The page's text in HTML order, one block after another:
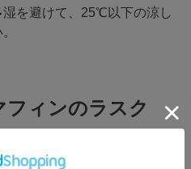
を避けて、25℃以下の涼し
ィンのラスク